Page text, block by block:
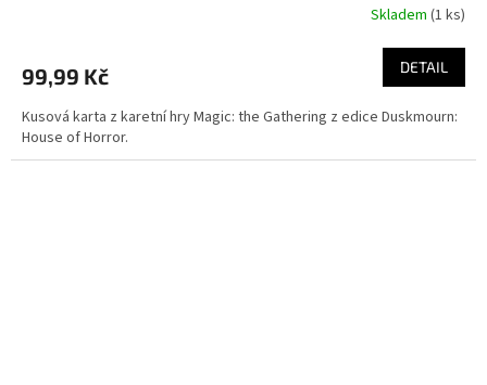
Skladem (1 ks)
99,99 Kč DETAIL
Kusová karta z karetní hry Magic: the Gathering z edice Duskmourn:
House of Horror.